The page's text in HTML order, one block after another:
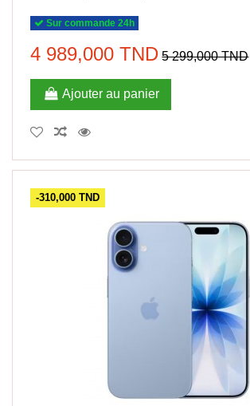
Sur commande 24h
4 989,000 TND 5 299,000 TND
Ajouter au panier
-310,000 TND